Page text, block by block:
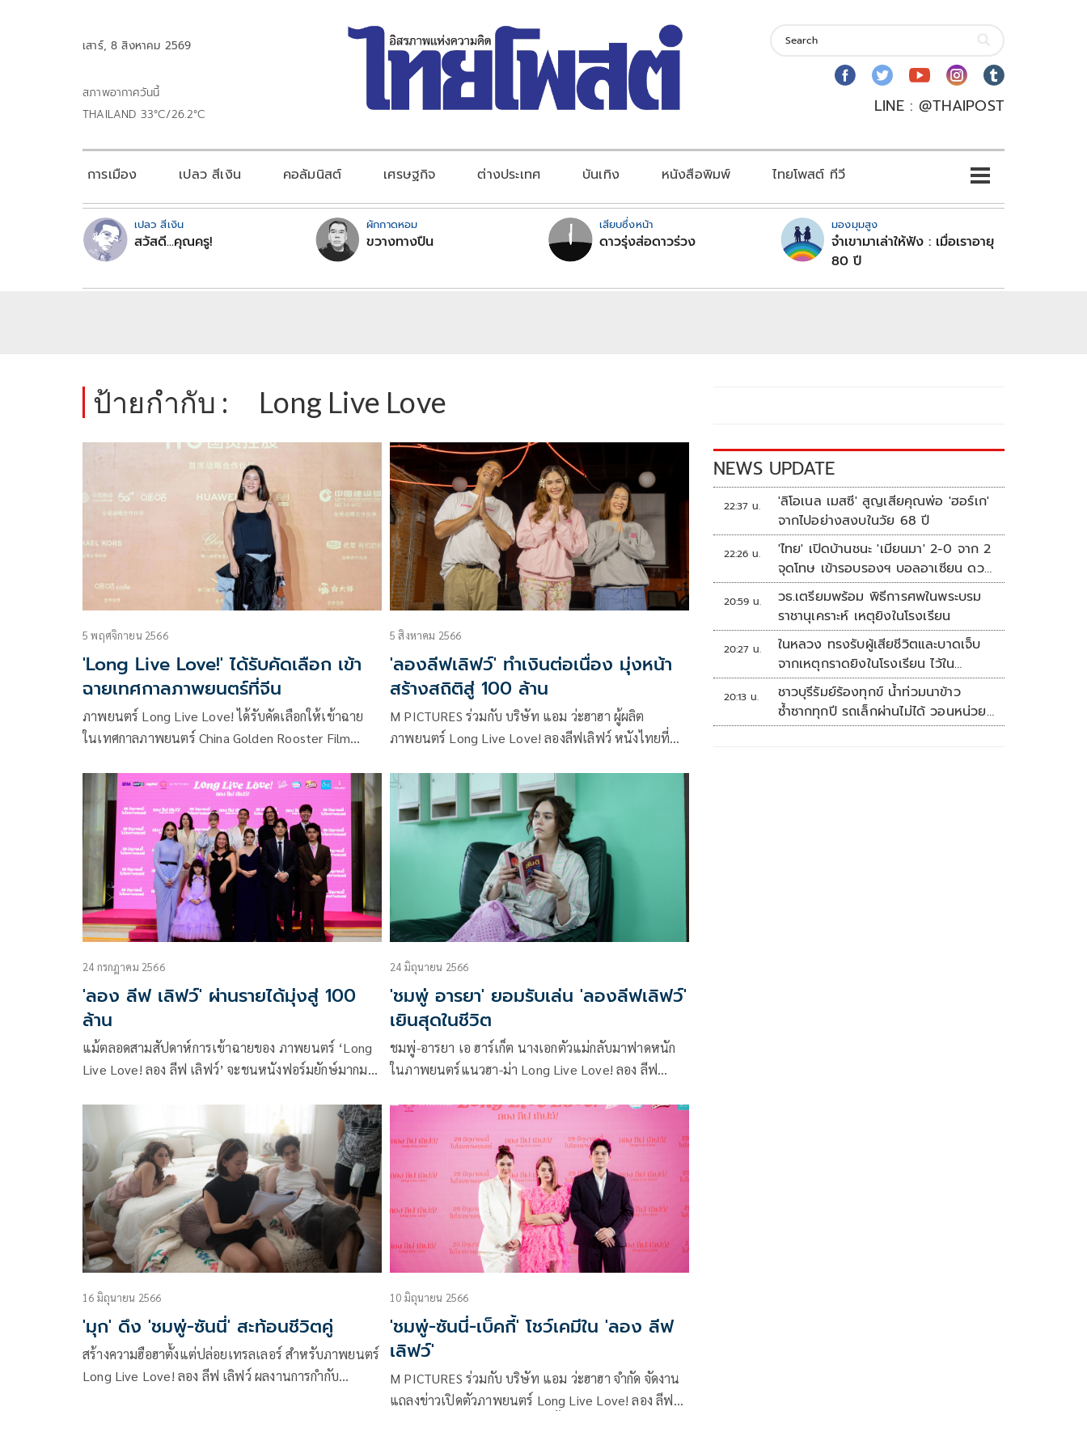
เสาร์, 8 สิงหาคม 2569
สภาพอากาศวันนี้
THAILAND 33°C/26.2°C
LINE : @THAIPOST
การเมือง เปลว สีเงิน คอลัมนิสต์ เศรษฐกิจ ต่างประเทศ บันเทิง หนังสือพิมพ์ ไทยโพสต์ ทีวี
เปลว สีเงิน
สวัสดี...คุณครู!
ผักกาดหอม
ขวางทางปืน
เสียบซึ่งหน้า
ดาวรุ่งส่อดาวร่วง
มองมุมสูง
จำเขามาเล่าให้ฟัง : เมื่อเราอายุ
80 ปี
ป้ายกำกับ : Long Live Love
5 พฤศจิกายน 2566
'Long Live Love!' ได้รับคัดเลือก เข้า
ฉายเทศกาลภาพยนตร์ที่จีน
ภาพยนตร์ Long Live Love! ได้รับคัดเลือกให้เข้าฉาย
ในเทศกาลภาพยนตร์ China Golden Rooster Film
เดินพรมแดง ในพิธีแจกรางวัล Golden Rooster ครั้งที่
36 ในค่ำคืนเมื่อวานนี้
5 สิงหาคม 2566
'ลองลีฟเลิฟว์' ทำเงินต่อเนื่อง มุ่งหน้า
สร้างสถิติสู่ 100 ล้าน
M PICTURES ร่วมกับ บริษัท แอม ว่ะฮาฮา ผู้ผลิต
ภาพยนตร์ Long Live Love! ลองลีฟเลิฟว์ หนังไทยที่
ได้มุ่งสู่ 100 ล้านบาท จัดงานเลี้ยงฉลองรายได้ Long Live
Love! มุ่งสู่ 100 ล้าน ณ ร้าน BeerBelly เพื่อขอบคุณทีม
งาน นักแสดง สื่อมวลชน ร่วมถึงผู้ชมทุกท่านที่มาร่วมกัน
สร้างปรากฏการณ์นี้ โดยมี โบ ธนากร ชินกูล รับหน้าที่
พิธีกร พูดคุยกับ มุก ปิยะกานต์ บุตรประเสริฐ ผู้กำกับ และ
2 นักแสดง ชมพู่ อารยา เอ ฮาร์เก็ต , ป๋อมแป๋ม นิติ ชัยชิ
ตาทร ท่ามกลางบรรยากาศที่อบอวลไปด้วยความสุข และ
ความประทับใจ
24 กรกฎาคม 2566
'ลอง ลีฟ เลิฟว์' ผ่านรายได้มุ่งสู่ 100
ล้าน
แม้ตลอดสามสัปดาห์การเข้าฉายของ ภาพยนตร์ ‘Long
Live Love! ลอง ลีฟ เลิฟว์’ จะชนหนังฟอร์มยักษ์มากมาย
เนื่องจนหนังทำเงินทั่วประเทศไปกว่า 70 ล้านบาท ทำ
สถิติเป็นหนังไทยทำรายได้ในสัปดาห์ที่สามสูงสุดของ
หนังไทยในปีนี้
24 มิถุนายน 2566
'ชมพู่ อารยา' ยอมรับเล่น 'ลองลีฟเลิฟว์'
เยินสุดในชีวิต
ชมพู่-อารยา เอ ฮาร์เก็ต นางเอกตัวแม่กลับมาฟาดหนัก
ในภาพยนตร์แนวฮา-ม่า Long Live Love! ลอง ลีฟ
กานต์ บุตรประเสริฐ ค่าย M PICTURE ร่วมกับ บริษัท
แอม ว่ะฮาฮา ปรับลุคใหม่รับบท เมตตา ตัวละครที่กำลัง
จะหมดเมตตา ด้วยลุคที่พังสุด เยินสุดในชีวิตการแสดง
แถมต้องไฝว้กับพระเอกมากฝีมือ ซันนี่ สุวรรณเมธานนท์
16 มิถุนายน 2566
'มุก' ดึง 'ชมพู่-ซันนี่' สะท้อนชีวิตคู่
สร้างความฮือฮาตั้งแต่ปล่อยเทรลเลอร์ สำหรับภาพยนตร์
Long Live Love! ลอง ลีฟ เลิฟว์ ผลงานการกำกับ
10 มิถุนายน 2566
'ชมพู่-ซันนี่-เบ็คกี้' โชว์เคมีใน 'ลอง ลีฟ
เลิฟว์'
M PICTURES ร่วมกับ บริษัท แอม ว่ะฮาฮา จำกัด จัดงาน
แถลงข่าวเปิดตัวภาพยนตร์ Long Live Love! ลอง ลีฟ
NEWS UPDATE
22:37 น.
'ลิโอเนล เมสซี' สูญเสียคุณพ่อ 'ฮอร์เก'
จากไปอย่างสงบในวัย 68 ปี
22:26 น.
'ไทย' เปิดบ้านชนะ 'เมียนมา' 2-0 จาก 2
จุดโทษ เข้ารอบรองฯ บอลอาเซียน ดวล
'สิงคโปร์'
20:59 น.
วธ.เตรียมพร้อม พิธีการศพในพระบรม
ราชานุเคราะห์ เหตุยิงในโรงเรียน
20:27 น.
ในหลวง ทรงรับผู้เสียชีวิตและบาดเจ็บ
จากเหตุกราดยิงในโรงเรียน ไว้ใน
พระบรมราชานุเคราะห์
20:13 น.
ชาวบุรีรัมย์ร้องทุกข์ น้ำท่วมนาข้าว
ซ้ำซากทุกปี รถเล็กผ่านไม่ได้ วอนหน่วย
งานเร่งแก้ไข